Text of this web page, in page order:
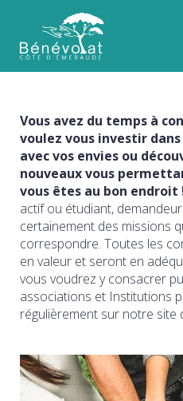
Vous avez du temps à
voulez vous investir
avec vos envies ou
nouveaux vous
vous êtes au bon endroit
actif ou étudiant,
certainement des missions
correspondre. Toutes les
en valeur et seront en
vous voudrez y consacrer
associations et Institutions
régulièrement sur notre site